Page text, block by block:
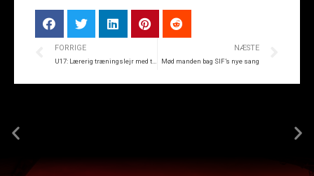
FORRIGE NÆSTE
Mød manden bag SIF’s nye sang